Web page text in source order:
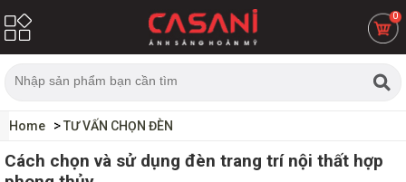
0
Home TƯ VẤN CHỌN ĐÈN
Cách chọn và sử dụng đèn trang trí nội thất hợp